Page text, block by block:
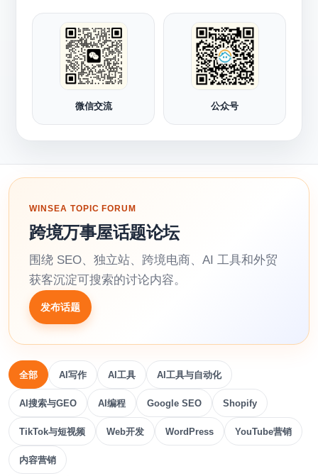
微信交流 公众号
WINSEA TOPIC FORUM
跨境万事屋话题论坛
围绕 SEO、独立站、跨境电商、AI 工具和外贸
获客沉淀可搜索的讨论内容。
发布话题
全部 AI写作 AI工具 AI工具与自动化
AI搜索与GEO AI编程 Google SEO Shopify
TikTok与短视频 Web开发 WordPress YouTube营销
内容营销